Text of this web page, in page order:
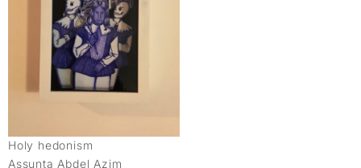
Holy hedonism
Assunta Abdel Azim